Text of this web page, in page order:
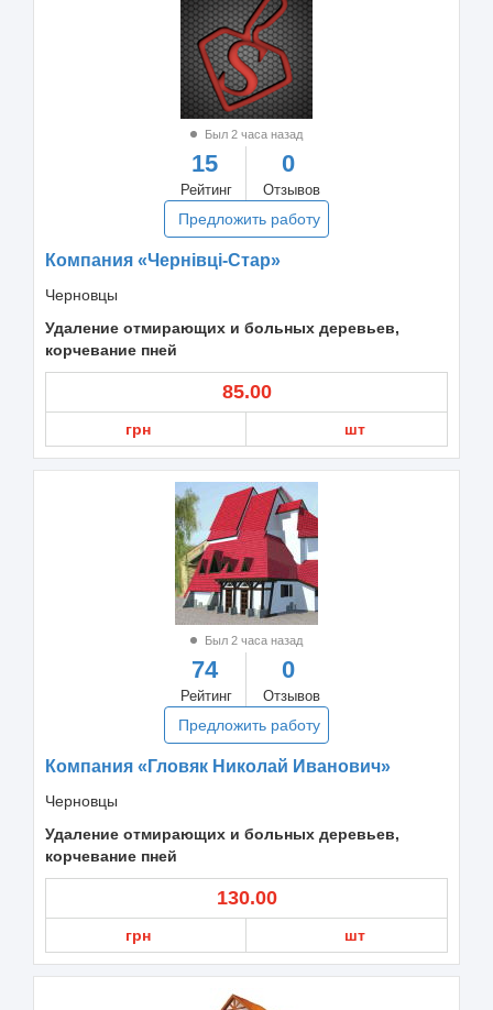
Был 2 часа назад
15
Рейтинг
0
Отзывов
Предложить работу
Компания «Чернівці-Стар»
Черновцы
Удаление отмирающих и больных деревьев,
корчевание пней
85.00
грн шт
Был 2 часа назад
74
Рейтинг
0
Отзывов
Предложить работу
Компания «Гловяк Николай Иванович»
Черновцы
Удаление отмирающих и больных деревьев,
корчевание пней
130.00
грн шт